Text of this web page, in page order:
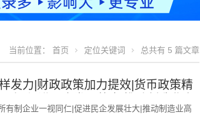
当前位置： 首页 定位关键词 总共有 5 篇文章
发力|财政政策加力提效|货币政策精
有制企业一视同仁|促进民企发展壮大|推动制造业高